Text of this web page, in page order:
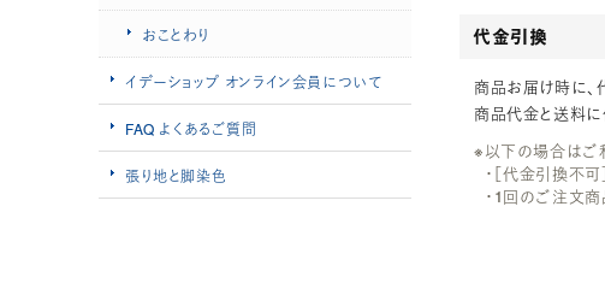
おことわり
イデーショップ オンライン会員について
FAQ よくあるご質問
張り地と脚染色
代金引換
商品お届け時に、
商品代金と送料
※以下の場合はご
・［代金引換不
・1回のご注文